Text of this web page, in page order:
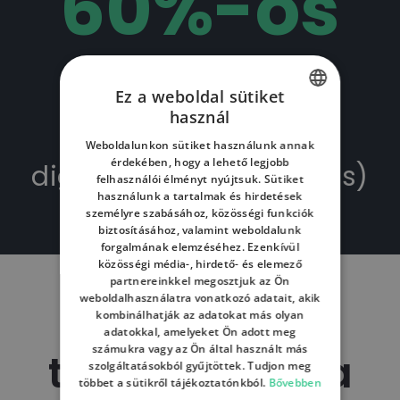
időmegtakarítás a
munkafolyamatok
digitalizálásával. (forrás)
Végig
támogatunk a
ENGLISH
HUNGARIAN
Ez a weboldal sütiket
használ
Weboldalunkon sütiket használunk annak
érdekében, hogy a lehető legjobb
felhasználói élményt nyújtsuk. Sütiket
használunk a tartalmak és hirdetések
személyre szabásához, közösségi funkciók
biztosításához, valamint weboldalunk
forgalmának elemzéséhez. Ezenkívül
közösségi média-, hirdető- és elemező
partnereinkkel megosztjuk az Ön
weboldalhasználatra vonatkozó adatait, akik
kombinálhatják az adatokat más olyan
adatokkal, amelyeket Ön adott meg
számukra vagy az Ön által használt más
szolgáltatásokból gyűjtöttek. Tudjon meg
többet a sütikről tájékoztatónkból. Bővebben